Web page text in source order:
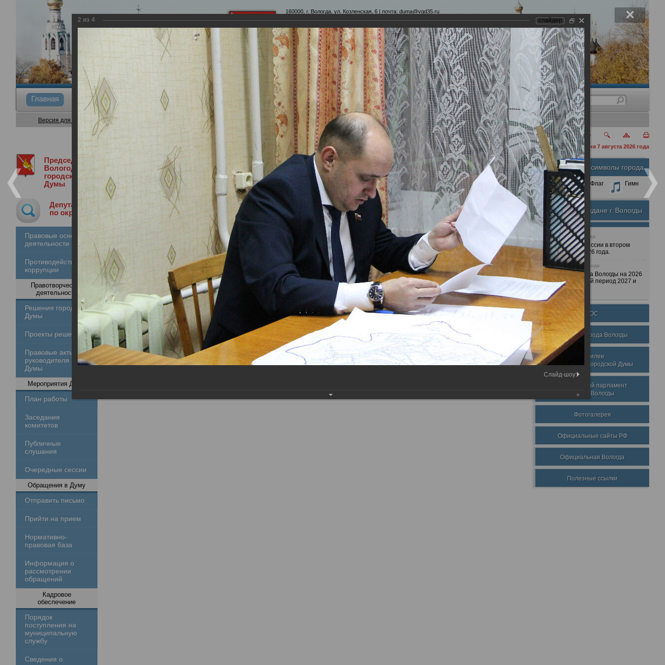
160000, г. Вологда, ул. Козленская, 6 | почта: duma@vgd35.ru
официальный сайтwww.duma-vologda.ru
Главная Общие сведения Депутаты Комитеты График приема Контакты Депутатские объединения
Версия для слабовидящих
сегодня 7 августа 2026 года
Председатель
Вологодской
городской
Думы
Депутат
по округу
Правовые основы
деятельности
Противодействие
коррупции
Правотворческая
деятельность
Решения городской
Думы
Проекты решений
Правовые акты
руководителя
Думы
Мероприятия Думы
План работы
Заседания
комитетов
Публичные
слушания
Очередные сессии
Обращения в Думу
Отправить письмо
Прийти на прием
Нормативно-
правовая база
Информация о
рассмотрении
обращений
Кадровое
обеспечение
Порядок
поступления на
муниципальную
службу
Сведения о
Председатель Вологодской городской Думы Фотохроника
Прием граждан в селе Молочное
Размер шрифта: А А А
Прием граждан в селе Молочное
Наверх
Официальные символы города
Герб Флаг Гимн
Почетные граждане г. Вологды
25 июня 2026 года
Очередные сессии в втором
полугодии 2026 года.
7 декабря 2025 года
Бюджет города Вологды на 2026
год и плановый период 2027 и
2028 годов.
ТОС
Награды города Вологды
Юбилеи
Вологодской городской Думы
Молодежный парламент
города Вологды
Фотогалерея
Официальные сайты РФ
Официальная Вологда
Полезные ссылки
2 из 4 слайдер
Слайд-шоу: